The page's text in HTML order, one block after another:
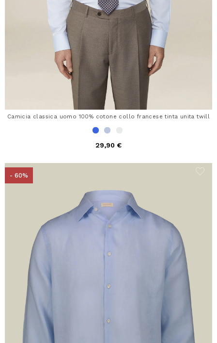
Camicia classica uomo 100% cotone collo francese tinta unita twill
29,90 €
- 60%